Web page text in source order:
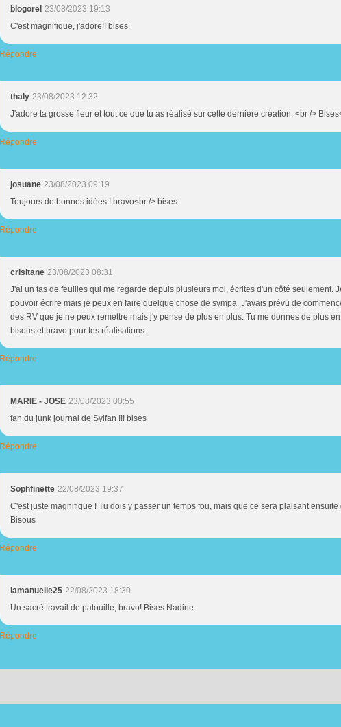
blogorel 23/08/2023 19:13
C'est magnifique, j'adore!! bises.
Répondre
thaly 23/08/2023 12:32
J'adore ta grosse fleur et tout ce que tu as réalisé sur cette dernière création. <br />
Répondre
josuane 23/08/2023 09:19
Toujours de bonnes idées ! bravo<br /> bises
Répondre
crisitane 23/08/2023 08:31
J'ai un tas de feuilles qui me regarde depuis plusieurs moi, écrites d'un côté seulement.
pouvoir écrire mais je peux en faire quelque chose de sympa. J'avais prévu de
des RV que je ne peux remettre mais j'y pense de plus en plus. Tu me donnes de plus
bisous et bravo pour tes réalisations.
Répondre
MARIE - JOSE 23/08/2023 00:55
fan du junk journal de Sylfan !!! bises
Répondre
Sophfinette 22/08/2023 19:37
C'est juste magnifique ! Tu dois y passer un temps fou, mais que ce sera plaisant
Bisous
Répondre
lamanuelle25 22/08/2023 18:30
Un sacré travail de patouille, bravo! Bises Nadine
Répondre